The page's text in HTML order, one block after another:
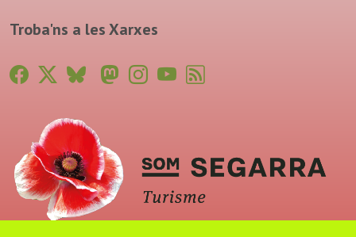
Troba'ns a les Xarxes